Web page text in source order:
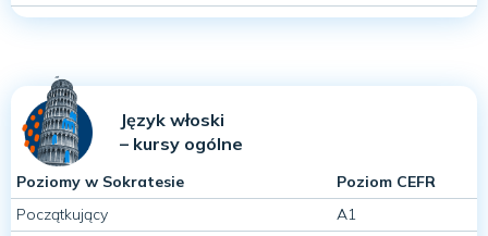
Język włoski
– kursy ogólne
Poziomy w Sokratesie
Poziom CEFR
Początkujący
A1